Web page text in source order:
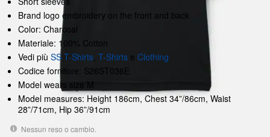
Brand logo embroidery on the front and back
Color: Charcoal
Materiale: 100% Cotton
Vedi più SS T-Shirts T-Shirts e Clothing
Codice fornitore: S26ST036E
Model wears size M
Model measures: Height 186cm, Chest 34”/86cm, Waist
28”/71cm, Hip 36”/91cm
Nessun reso o cambio.